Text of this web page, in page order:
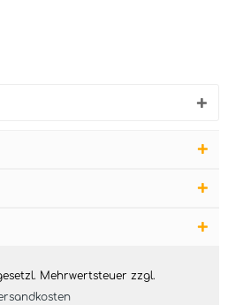
Mehrwertsteuer zzgl.